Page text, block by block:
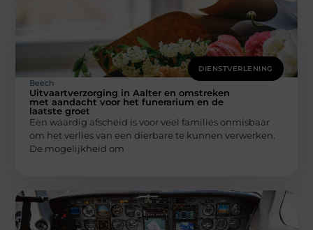
DIENSTVERLENING
Beech
Uitvaartverzorging in Aalter en omstreken
met aandacht voor het funerarium en de
laatste groet
Een waardig afscheid is voor veel families onmisbaar
om het verlies van een dierbare te kunnen verwerken.
De mogelijkheid om